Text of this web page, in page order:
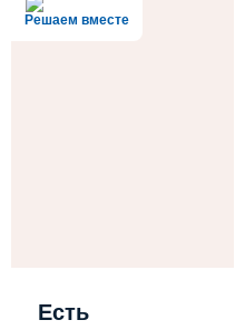
Решаем вместе
Есть